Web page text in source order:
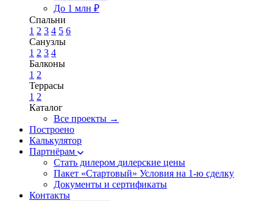
До 1 млн ₽
Спальни
1 2 3 4 5 6
Санузлы
1 2 3 4
Балконы
1 2
Террасы
1 2
Каталог
Все проекты →
Построено
Калькулятор
Партнёрам
Стать дилером дилерские цены
Пакет «Стартовый» Условия на 1-ю сделку
Документы и сертификаты
Контакты